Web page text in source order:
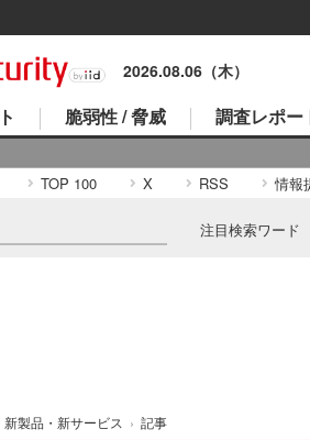
2026.08.06（木）
脆弱性 / 脅威 調査レポー
TOP 100 X RSS 情報
注目検索ワード
新製品・新サービス › 記事